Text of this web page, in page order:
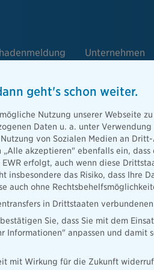
Unternehmen
zeigt
2020
trotz der Corona-Krise sehr
990.000 an und erreicht vermutlich
von 275 Millionen Euro auf 338
geht's schon weiter.
Nutzung unserer Webseite
Daten u. a. unter
von Sozialen Medien an
akzeptieren" ebenfalls ein,
erfolgt, auch wenn diese
insbesondere das Risiko, dass Ihre
auch ohne
in Drittstaaten
Sie, dass Sie mit dem
Informationen" anpassen und damit
mit Wirkung für die Zukunft